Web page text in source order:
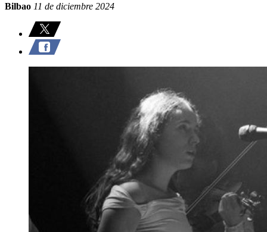
Bilbao 11 de diciembre 2024